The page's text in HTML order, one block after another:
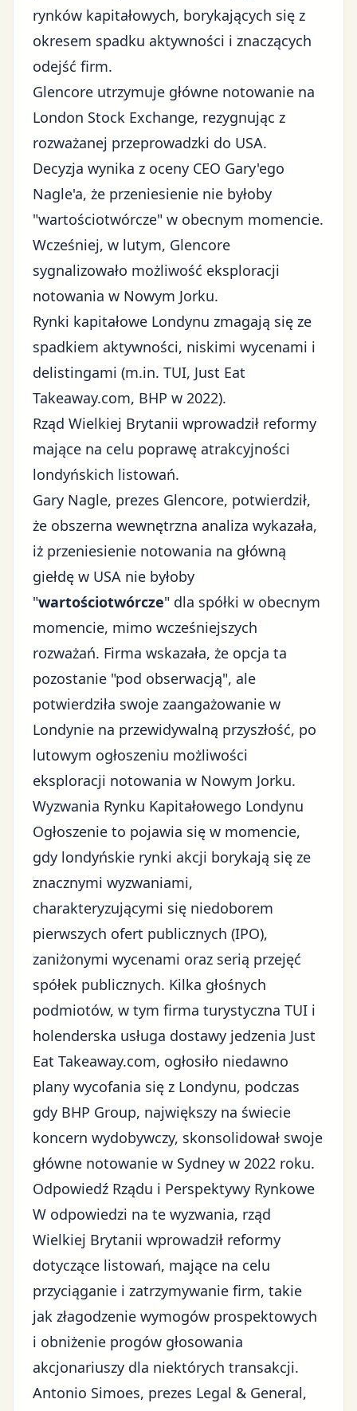
rynków kapitałowych, borykających się z
okresem spadku aktywności i znaczących
odejść firm.
Glencore utrzymuje główne notowanie na
London Stock Exchange, rezygnując z
rozważanej przeprowadzki do USA.
Decyzja wynika z oceny CEO Gary'ego
Nagle'a, że przeniesienie nie byłoby
"wartościotwórcze" w obecnym momencie.
Wcześniej, w lutym, Glencore
sygnalizowało możliwość eksploracji
notowania w Nowym Jorku.
Rynki kapitałowe Londynu zmagają się ze
spadkiem aktywności, niskimi wycenami i
delistingami (m.in. TUI, Just Eat
Takeaway.com, BHP w 2022).
Rząd Wielkiej Brytanii wprowadził reformy
mające na celu poprawę atrakcyjności
londyńskich listowań.
Gary Nagle, prezes Glencore, potwierdził,
że obszerna wewnętrzna analiza wykazała,
iż przeniesienie notowania na główną
giełdę w USA nie byłoby
"wartościotwórcze" dla spółki w obecnym
momencie, mimo wcześniejszych
rozważań. Firma wskazała, że opcja ta
pozostanie "pod obserwacją", ale
potwierdziła swoje zaangażowanie w
Londynie na przewidywalną przyszłość, po
lutowym ogłoszeniu możliwości
eksploracji notowania w Nowym Jorku.
Wyzwania Rynku Kapitałowego Londynu
Ogłoszenie to pojawia się w momencie,
gdy londyńskie rynki akcji borykają się ze
znacznymi wyzwaniami,
charakteryzującymi się niedoborem
pierwszych ofert publicznych (IPO),
zaniżonymi wycenami oraz serią przejęć
spółek publicznych. Kilka głośnych
podmiotów, w tym firma turystyczna TUI i
holenderska usługa dostawy jedzenia Just
Eat Takeaway.com, ogłosiło niedawno
plany wycofania się z Londynu, podczas
gdy BHP Group, największy na świecie
koncern wydobywczy, skonsolidował swoje
główne notowanie w Sydney w 2022 roku.
Odpowiedź Rządu i Perspektywy Rynkowe
W odpowiedzi na te wyzwania, rząd
Wielkiej Brytanii wprowadził reformy
dotyczące listowań, mające na celu
przyciąganie i zatrzymywanie firm, takie
jak złagodzenie wymogów prospektowych
i obniżenie progów głosowania
akcjonariuszy dla niektórych transakcji.
Antonio Simoes, prezes Legal & General,